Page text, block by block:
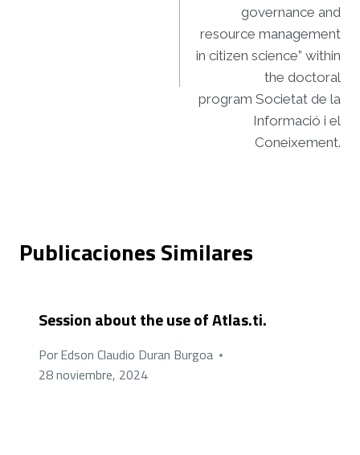
governance and
resource management
in citizen science” within
the doctoral
program Societat de la
Informació i el
Coneixement.
Publicaciones Similares
Session about the use of Atlas.ti.
PorEdson Claudio Duran Burgoa
28 noviembre, 2024